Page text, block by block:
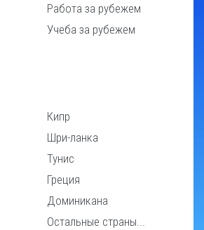
Работа за рубежем
Учеба за рубежем
Кипр
Шри-ланка
Тунис
Греция
Доминикана
Остальные страны...